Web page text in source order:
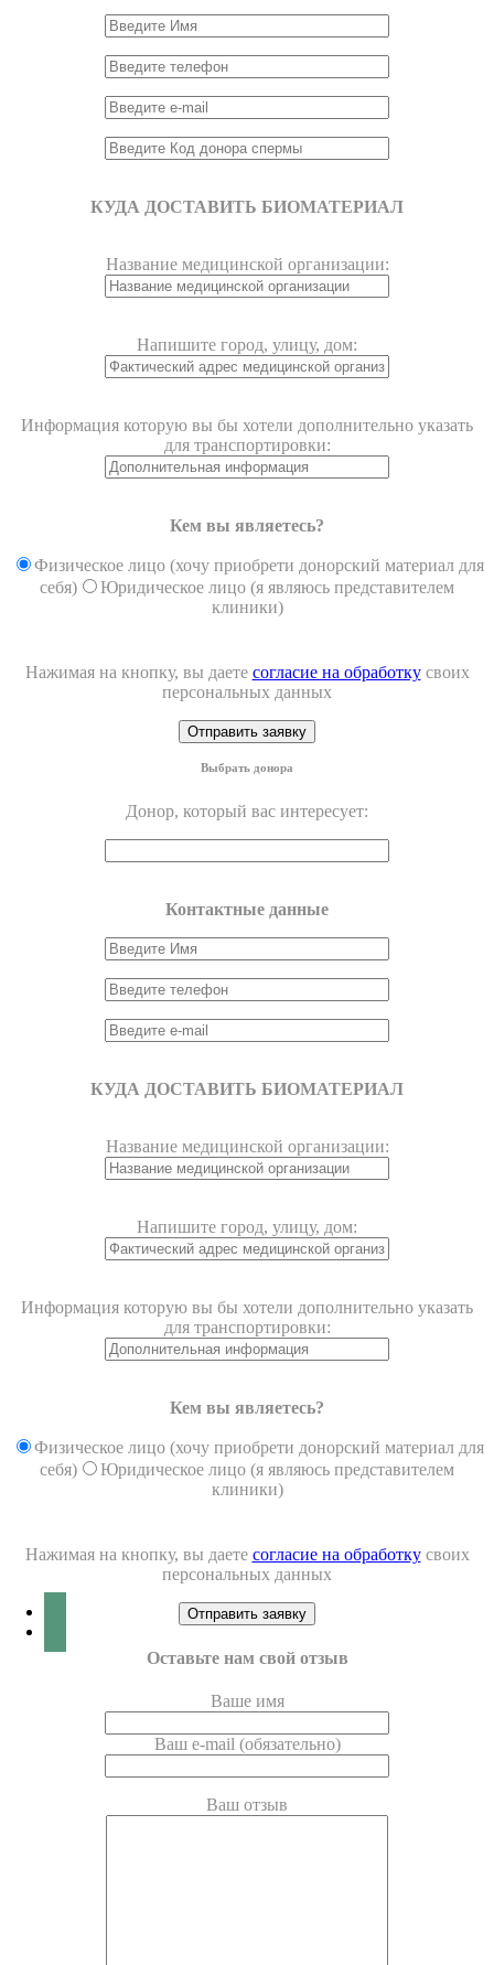
КУДА ДОСТАВИТЬ БИОМАТЕРИАЛ
Название медицинской организации:
Напишите город, улицу, дом:
Информация которую вы бы хотели дополнительно указать
для транспортировки:
Кем вы являетесь?
Физическое лицо (хочу приобрети донорский материал для
себя)
Юридическое лицо (я являюсь представителем
клиники)
Нажимая на кнопку, вы даете согласие на обработкусвоих
персональных данных
Выбрать донора
Донор, который вас интересует:
Контактные данные
КУДА ДОСТАВИТЬ БИОМАТЕРИАЛ
Название медицинской организации:
Напишите город, улицу, дом:
Информация которую вы бы хотели дополнительно указать
для транспортировки:
Кем вы являетесь?
Физическое лицо (хочу приобрети донорский материал для
себя)
Юридическое лицо (я являюсь представителем
клиники)
Нажимая на кнопку, вы даете согласие на обработкусвоих
персональных данных
Оставьте нам свой отзыв
Ваше имя
Ваш e-mail (обязательно)
Ваш отзыв